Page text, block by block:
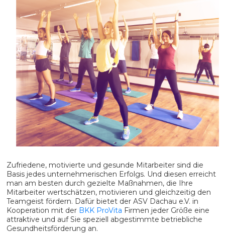
Zufriedene, motivierte und gesunde Mitarbeiter sind die
Basis jedes unternehmerischen Erfolgs. Und diesen erreicht
man am besten durch gezielte Maßnahmen, die Ihre
Mitarbeiter wertschätzen, motivieren und gleichzeitig den
Teamgeist fördern. Dafür bietet der ASV Dachau e.V. in
Kooperation mit der BKK ProVita Firmen jeder Größe eine
attraktive und auf Sie speziell abgestimmte betriebliche
Gesundheitsförderung an.